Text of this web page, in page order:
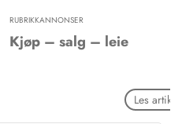
RUBRIKKANNONSER
Kjøp – salg – leie
Les